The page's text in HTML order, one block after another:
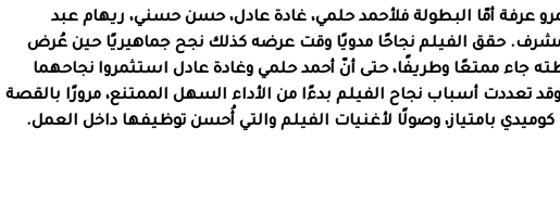
2006 إخراج عمرو عرفة أمّا البطولة فلأحمد حلمي، غادة عادل، حسن حسني، ريهام عبد
مشرف. حقق الفيلم نجاحًا مدويًا وقت عرضه كذلك نجح جماهيريًا حين عُرض
جاء ممتعًا وطريفًا، حتى أنّ أحمد حلمي وغادة عادل استثمروا نجاحهما
تعددت أسباب نجاح الفيلم بدءًا من الأداء السهل الممتنع، مرورًا بالقصة
بامتياز، وصولًا لأغنيات الفيلم والتي أُحسن توظيفها داخل العمل.